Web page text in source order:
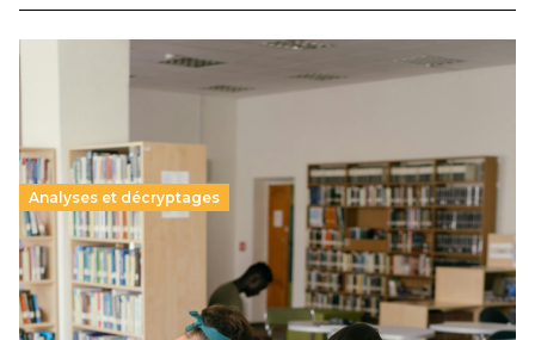
Analyses et décryptages
Supérieur privé : une dérive qui met à mal la
promesse républicaine
11 juillet 2026-